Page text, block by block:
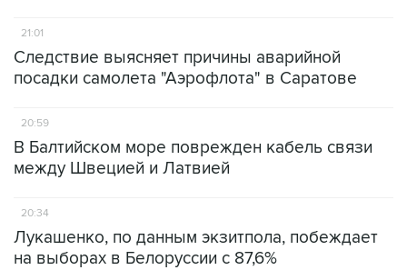
21:01
Следствие выясняет причины аварийной
посадки самолета "Аэрофлота" в Саратове
20:59
В Балтийском море поврежден кабель связи
между Швецией и Латвией
20:34
Лукашенко, по данным экзитпола, побеждает
на выборах в Белоруссии с 87,6%